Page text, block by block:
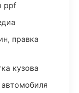
ppf
правка
кузова